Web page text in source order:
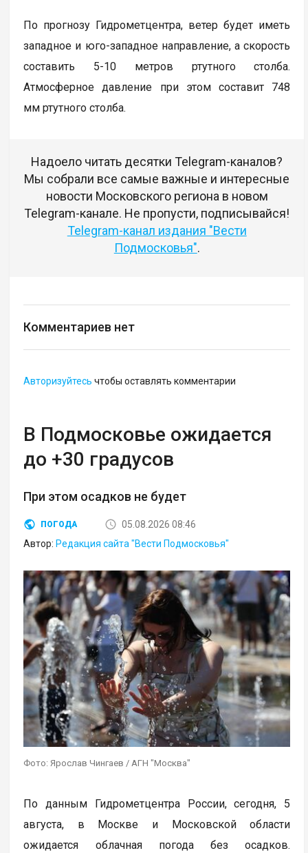
По прогнозу Гидрометцентра, ветер будет иметь
западное и юго-западное направление, а скорость
составить 5-10 метров ртутного столба.
Атмосферное давление при этом составит 748
мм ртутного столба.
Надоело читать десятки Telegram-каналов?
Мы собрали все самые важные и интересные
новости Московского региона в новом
Telegram-канале. Не пропусти, подписывайся!
Telegram-канал издания "Вести
Подмосковья".
Комментариев нет
Авторизуйтесь чтобы оставлять комментарии
В Подмосковье ожидается
до +30 градусов
При этом осадков не будет
ПОГОДА
05.08.2026 08:46
Автор: Редакция сайта "Вести Подмосковья"
Фото: Ярослав Чингаев / АГН "Москва"
По данным Гидрометцентра России, сегодня, 5
августа, в Москве и Московской области
ожидается облачная погода без осадков.